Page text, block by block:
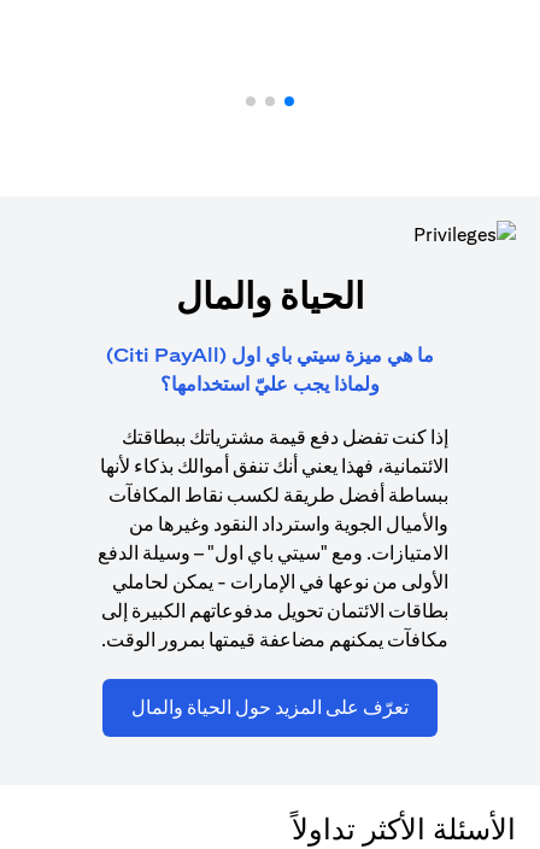
الحياة والمال
ما هي ميزة سيتي باي اول (Citi PayAll)
ولماذا يجب عليّ استخدامها؟
إذا كنت تفضل دفع قيمة مشترياتك ببطاقتك
الائتمانية، فهذا يعني أنك تنفق أموالك بذكاء لأنها
ببساطة أفضل طريقة لكسب نقاط المكافآت
والأميال الجوية واسترداد النقود وغيرها من
الامتيازات. ومع "سيتي باي اول" – وسيلة الدفع
الأولى من نوعها في الإمارات - يمكن لحاملي
بطاقات الائتمان تحويل مدفوعاتهم الكبيرة إلى
مكافآت يمكنهم مضاعفة قيمتها بمرور الوقت.
تعرّف على المزيد حول الحياة والمال
الأسئلة الأكثر تداولاً